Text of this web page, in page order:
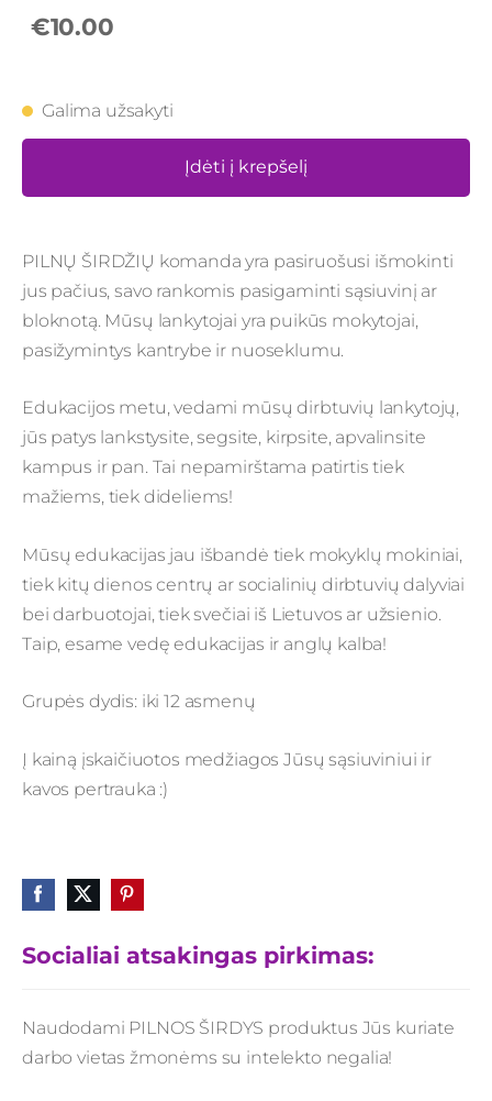
Socialiai atsakingas pirkimas:
Naudodami PILNOS ŠIRDYS produktus Jūs kuriate
darbo vietas žmonėms su intelekto negalia!
€10.00
Galima užsakyti
Įdėti į krepšelį
PILNŲ ŠIRDŽIŲ komanda yra pasiruošusi išmokinti
jus pačius, savo rankomis pasigaminti sąsiuvinį ar
bloknotą. Mūsų lankytojai yra puikūs mokytojai,
pasižymintys kantrybe ir nuoseklumu.
Edukacijos metu, vedami mūsų dirbtuvių lankytojų,
jūs patys lankstysite, segsite, kirpsite, apvalinsite
kampus ir pan. Tai nepamirštama patirtis tiek
mažiems, tiek dideliems!
Mūsų edukacijas jau išbandė tiek mokyklų mokiniai,
tiek kitų dienos centrų ar socialinių dirbtuvių dalyviai
bei darbuotojai, tiek svečiai iš Lietuvos ar užsienio.
Taip, esame vedę edukacijas ir anglų kalba!
Grupės dydis: iki 12 asmenų
Į kainą įskaičiuotos medžiagos Jūsų sąsiuviniui ir
kavos pertrauka :)